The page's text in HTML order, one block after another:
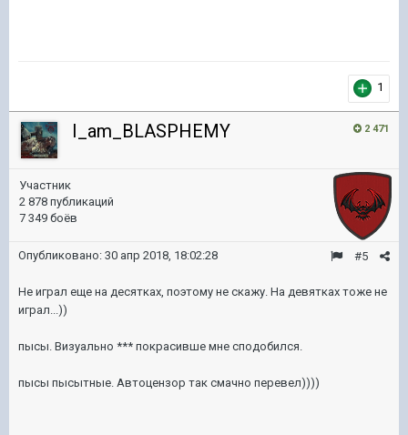
1
2 471
I_am_BLASPHEMY
Участник
2 878 публикаций
7 349 боёв
#5
Опубликовано: 30 апр 2018, 18:02:28
Не играл еще на десятках, поэтому не скажу. На девятках тоже не
играл...))
пысы. Визуально *** покрасивше мне сподобился.
пысы пысытные. Автоцензор так смачно перевел))))